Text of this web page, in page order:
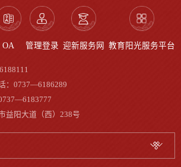
OA 管理登录 迎新服务网 教育阳光服务平台
：0737—6186289
益阳大道（西）238号